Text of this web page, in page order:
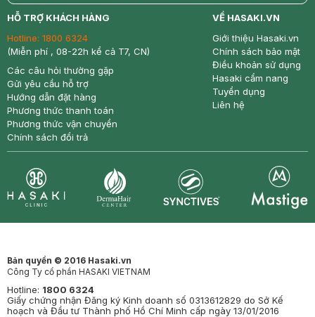
return nowfree price
HỖ TRỢ KHÁCH HÀNG
Hotline: 1800 6324
(Miễn phí , 08-22h kể cả T7, CN)
Các câu hỏi thường gặp
Gửi yêu cầu hỗ trợ
Hướng dẫn đặt hàng
Phương thức thanh toán
Phương thức vận chuyển
Chính sách đổi trả
VỀ HASAKI.VN
Giới thiệu Hasaki.vn
Chính sách bảo mật
Điều khoản sử dụng
Hasaki cẩm nang
Tuyển dụng
Liên hệ
Bản quyền © 2016 Hasaki.vn
Công Ty cổ phần HASAKI VIETNAM
Hotline: 1800 6324
Giấy chứng nhận Đăng ký Kinh doanh số 0313612829 do Sở Kế
hoạch và Đầu tư Thành phố Hồ Chí Minh cấp ngày 13/01/2016